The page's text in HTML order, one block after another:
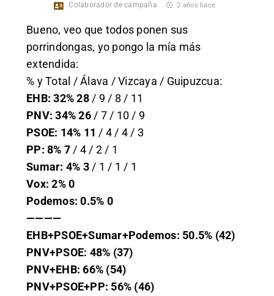
Colaborador de campaña 2 años hace
Bueno, veo que todos ponen sus
porrindongas, yo pongo la mía más
extendida:
% y Total / Álava / Vizcaya / Guipuzcua:
EHB: 32% 28 / 9 / 8 / 11
PNV: 34% 26 / 7 / 10 / 9
PSOE: 14% 11 / 4 / 4 / 3
PP: 8% 7 / 4 / 2 / 1
Sumar: 4% 3/ 1 / 1 / 1
Vox: 2% 0
Podemos: 0.5% 0
————
EHB+PSOE+Sumar+Podemos: 50.5% (42)
PNV+PSOE: 48% (37)
PNV+EHB: 66% (54)
PNV+PSOE+PP: 56% (46)